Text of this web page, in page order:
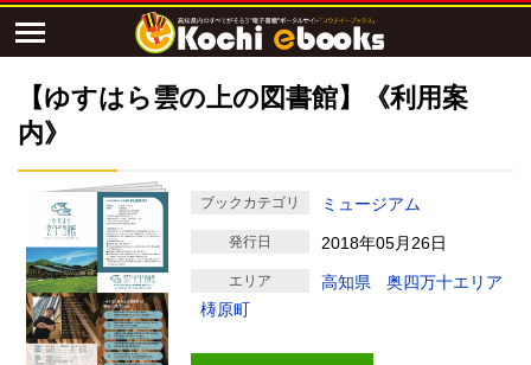
【ゆすはら雲の上の図書館】《利用案
内》
ブックカテゴリ ミュージアム
発行日 2018年05月26日
エリア 高知県
奥四万十エリア
梼原町